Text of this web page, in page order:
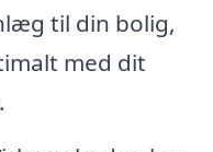
til din bolig,
med dit